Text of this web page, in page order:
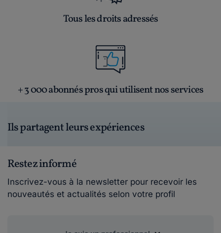
Tous les droits adressés
+ 3 000 abonnés pros qui utilisent nos services
Ils partagent leurs expériences
Restez informé
Inscrivez-vous à la newsletter pour recevoir les
nouveautés et actualités selon votre profil